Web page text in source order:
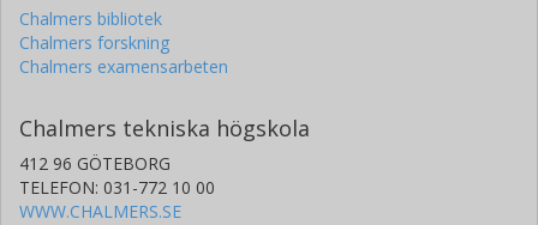
Chalmers bibliotek
Chalmers forskning
Chalmers examensarbeten
Chalmers tekniska högskola
412 96 GÖTEBORG
TELEFON: 031-772 10 00
WWW.CHALMERS.SE